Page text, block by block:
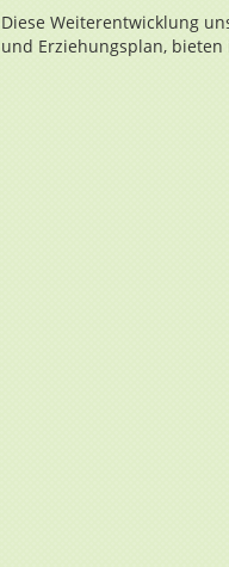
Diese Weiterentwicklung
und Erziehungsplan,